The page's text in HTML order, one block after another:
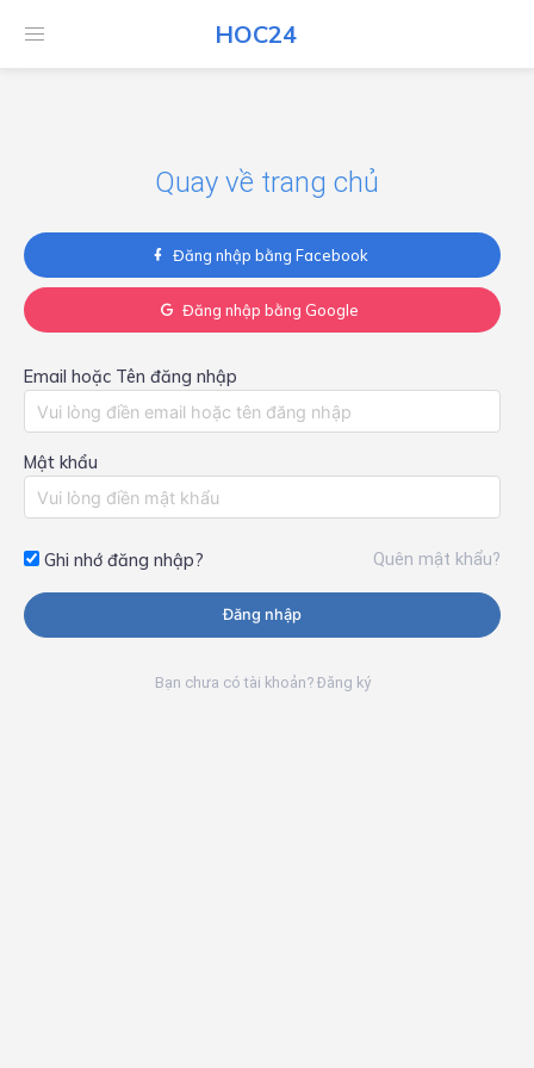
HOC24
HOC24
Quay về trang chủ
Đăng nhập bằng Facebook
Đăng nhập bằng Google
Email hoặc Tên đăng nhập
Mật khẩu
Ghi nhớ đăng nhập? Quên mật khẩu?
Đăng nhập
Bạn chưa có tài khoản? Đăng ký